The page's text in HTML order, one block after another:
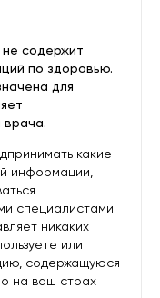
содержит
по здоровью.
для
врача.
какие-
информации,
специалистами.
никаких
или
содержащуюся
на ваш страх